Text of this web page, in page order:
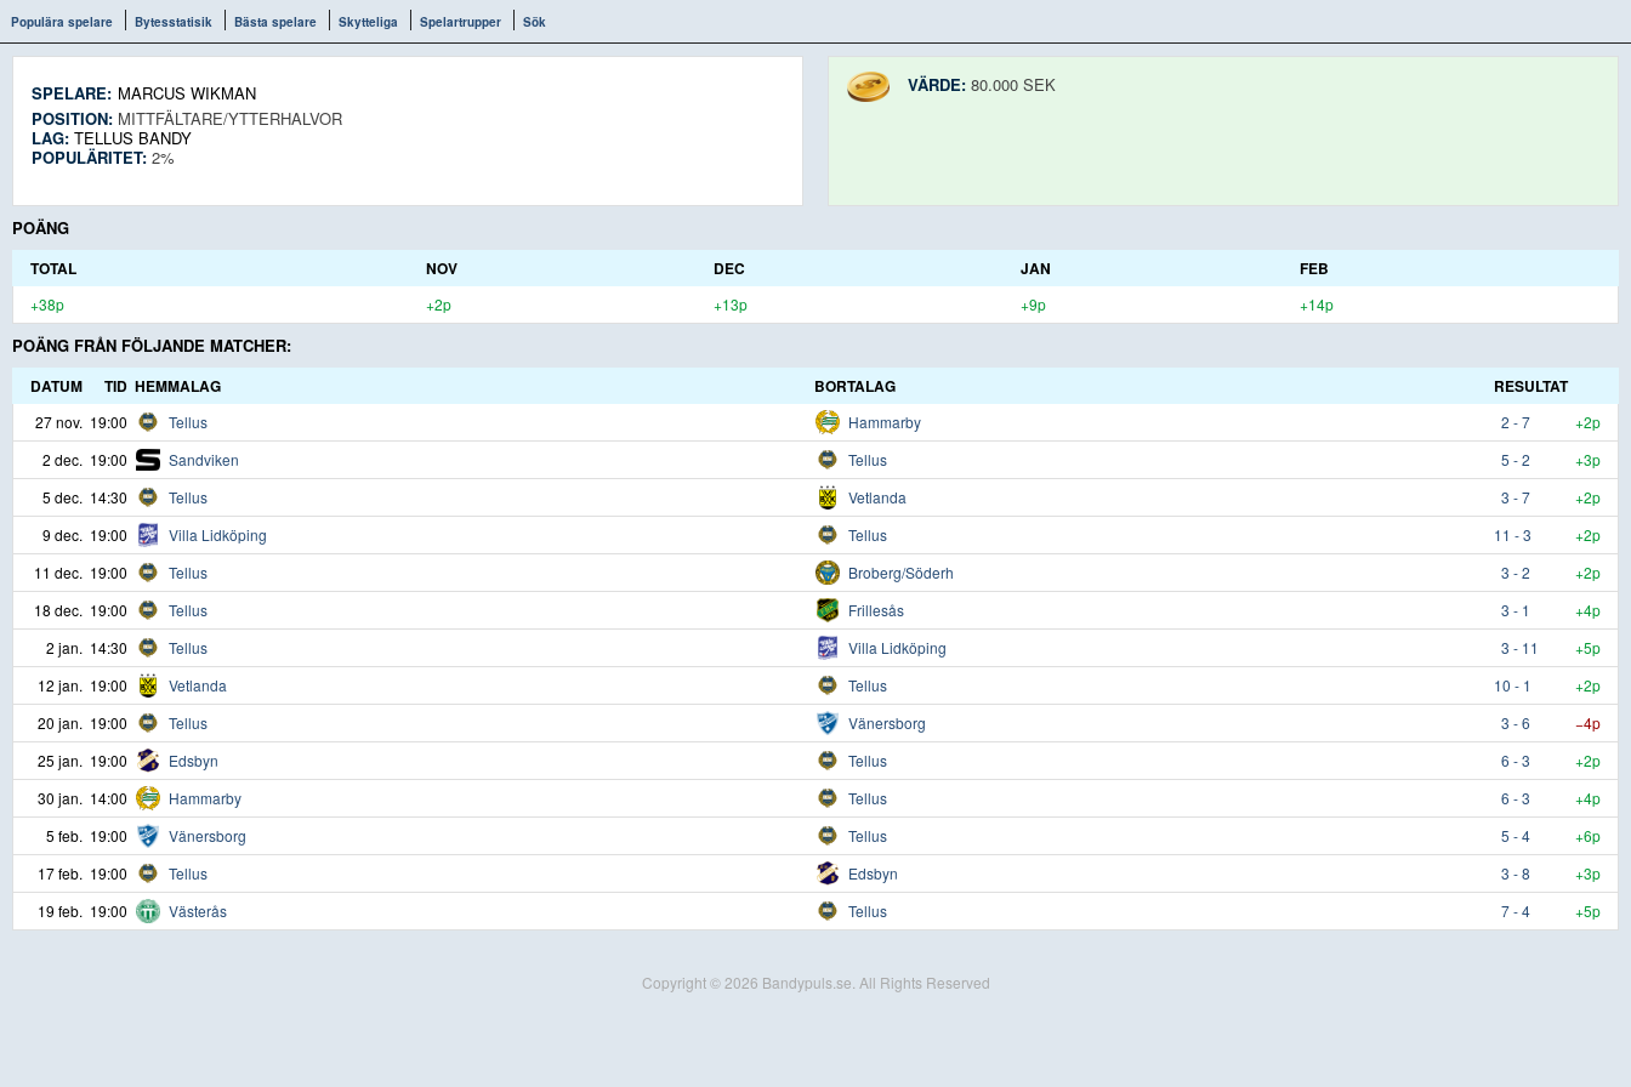
Populära spelare Bytesstatisik Bästa spelare Skytteliga Spelartrupper Sök
SPELARE: MARCUS WIKMAN
POSITION: MITTFÄLTARE/YTTERHALVOR
LAG: TELLUS BANDY
POPULÄRITET: 2%
VÄRDE: 80.000 SEK
POÄNG
TOTAL NOV DEC JAN FEB
+38p +2p +13p +9p +14p
POÄNG FRÅN FÖLJANDE MATCHER:
DATUM TID HEMMALAG BORTALAG RESULTAT
27 nov. 19:00 Tellus Hammarby 2 - 7
+2p
2 dec. 19:00 Sandviken Tellus 5 - 2
+3p
5 dec. 14:30 Tellus Vetlanda 3 - 7
+2p
9 dec. 19:00 Villa Lidköping Tellus 11 - 3
+2p
11 dec. 19:00 Tellus Broberg/Söderh 3 - 2
+2p
18 dec. 19:00 Tellus Frillesås 3 - 1
+4p
2 jan. 14:30 Tellus Villa Lidköping 3 - 11
+5p
12 jan. 19:00 Vetlanda Tellus 10 - 1
+2p
20 jan. 19:00 Tellus Vänersborg 3 - 6
−4p
25 jan. 19:00 Edsbyn Tellus 6 - 3
+2p
30 jan. 14:00 Hammarby Tellus 6 - 3
+4p
5 feb. 19:00 Vänersborg Tellus 5 - 4
+6p
17 feb. 19:00 Tellus Edsbyn 3 - 8
+3p
19 feb. 19:00 Västerås Tellus 7 - 4 +5p
Copyright © 2026 Bandypuls.se. All Rights Reserved